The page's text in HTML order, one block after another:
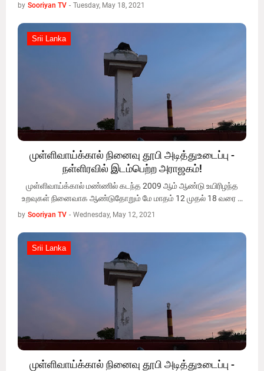
by Sooriyan TV - Tuesday, May 18, 2021
Srii Lanka
Srii Lanka
முள்ளிவாய்க்கால் நினைவு தூபி அடித்துஉடைப்பு -
நள்ளிரவில் இடம்பெற்ற அராஜகம்!
முள்ளிவாய்க்கால் மண்ணில் கடந்த 2009 ஆம் ஆண்டு உயிரிழந்த
உறவுகள் நினைவாக ஆண்டுதோறும் மே மாதம் 12 முதல் 18 வரை …
by Sooriyan TV - Wednesday, May 12, 2021
Srii Lanka
Srii Lanka
முள்ளிவாய்க்கால் நினைவு தூபி அடித்துஉடைப்பு -